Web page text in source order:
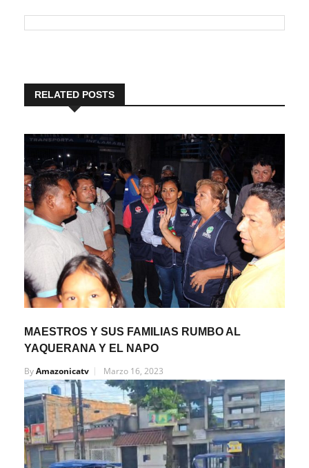
RELATED POSTS
MAESTROS Y SUS FAMILIAS RUMBO AL
YAQUERANA Y EL NAPO
ByAmazonicatv Marzo 16, 2023